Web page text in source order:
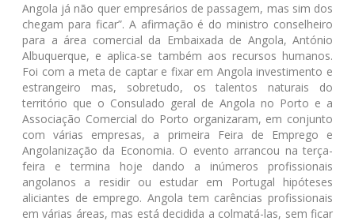
Angola já não quer empresários de passagem, mas sim dos
chegam para ficar”. A afirmação é do ministro conselheiro
para a área comercial da Embaixada de Angola, António
Albuquerque, e aplica-se também aos recursos humanos.
Foi com a meta de captar e fixar em Angola investimento e
estrangeiro mas, sobretudo, os talentos naturais do
território que o Consulado geral de Angola no Porto e a
Associação Comercial do Porto organizaram, em conjunto
com várias empresas, a primeira Feira de Emprego e
Angolanização da Economia. O evento arrancou na terça-
feira e termina hoje dando a inúmeros profissionais
angolanos a residir ou estudar em Portugal hipóteses
aliciantes de emprego. Angola tem carências profissionais
em várias áreas, mas está decidida a colmatá-las, sem ficar